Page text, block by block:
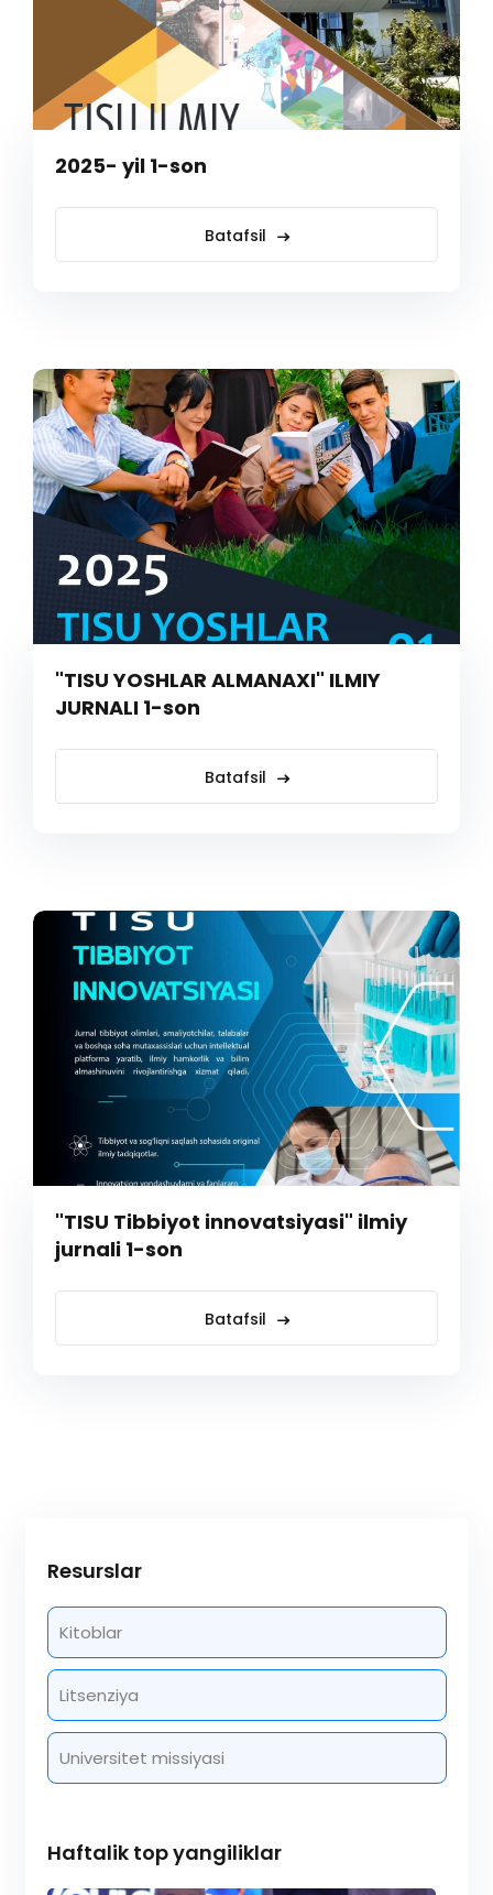
2025- yil 1-son
Batafsil
"TISU YOSHLAR ALMANAXI" ILMIY
JURNALI 1-son
Batafsil
"TISU Tibbiyot innovatsiyasi" ilmiy
jurnali 1-son
Batafsil
Resurslar
Kitoblar
Litsenziya
Universitet missiyasi
Haftalik top yangiliklar